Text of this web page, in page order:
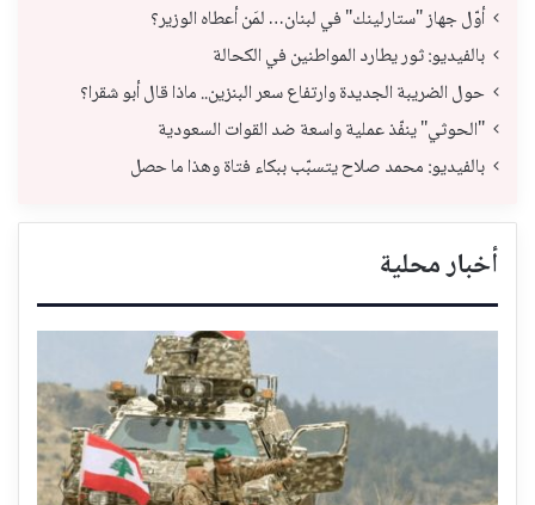
أوّل جهاز "ستارلينك" في لبنان… لمَن أعطاه الوزير؟
بالفيديو: ثور يطارد المواطنين في الكحالة
حول الضريبة الجديدة وارتفاع سعر البنزين.. ماذا قال أبو شقرا؟
"الحوثي" ينفّذ عملية واسعة ضد القوات السعودية
بالفيديو: محمد صلاح يتسبّب ببكاء فتاة وهذا ما حصل
أخبار محلية